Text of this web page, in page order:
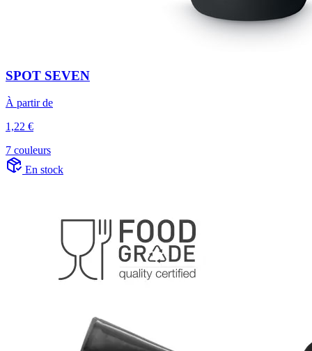
SPOT SEVEN
À partir de
1,22 €
7 couleurs
En stock